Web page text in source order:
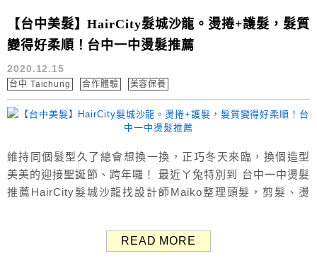
【台中美髮】HairCity髮城沙龍。燙捲+護髮，髮質
變得好柔順！台中一中燙髮推薦
2020.12.15
台中 Taichung 合作體驗 美容保養
維持同個髮型久了總會想換一換，正巧冬天來臨，換個造型
美美的迎接聖誕節、跨年囉！ 最近ㄚ兔特別到 台中一中燙髮
推薦HairCity髮城沙龍找設計師Maiko整理頭髮，剪髮、燙
推薦HairCity 先快速看一下燙髮前後的差異！燙髮前單調無
READ MORE